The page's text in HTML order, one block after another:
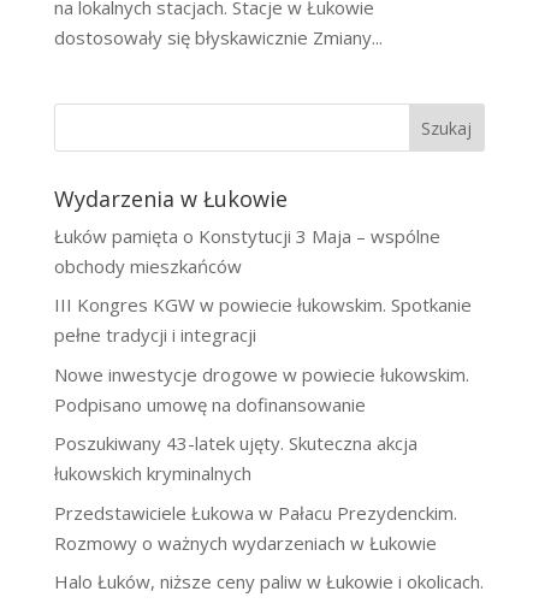
na lokalnych stacjach. Stacje w Łukowie
dostosowały się błyskawicznie Zmiany...
Szukaj
Wydarzenia w Łukowie
Łuków pamięta o Konstytucji 3 Maja – wspólne
obchody mieszkańców
III Kongres KGW w powiecie łukowskim. Spotkanie
pełne tradycji i integracji
Nowe inwestycje drogowe w powiecie łukowskim.
Podpisano umowę na dofinansowanie
Poszukiwany 43-latek ujęty. Skuteczna akcja
łukowskich kryminalnych
Przedstawiciele Łukowa w Pałacu Prezydenckim.
Rozmowy o ważnych wydarzeniach w Łukowie
Halo Łuków, niższe ceny paliw w Łukowie i okolicach.